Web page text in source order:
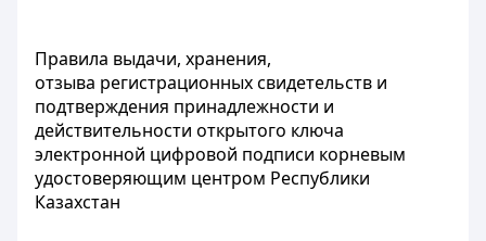
Правила выдачи, хранения,
отзыва регистрационных свидетельств и
подтверждения принадлежности и
действительности открытого ключа
электронной цифровой подписи корневым
удостоверяющим центром Республики
Казахстан